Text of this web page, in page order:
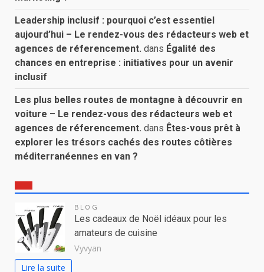
Leadership inclusif : pourquoi c’est essentiel
aujourd’hui – Le rendez-vous des rédacteurs web et
agences de réferencement. dans Égalité des
chances en entreprise : initiatives pour un avenir
inclusif
Les plus belles routes de montagne à découvrir en
voiture – Le rendez-vous des rédacteurs web et
agences de réferencement. dans Êtes-vous prêt à
explorer les trésors cachés des routes côtières
méditerranéennes en van ?
BLOG
Les cadeaux de Noël idéaux pour les
amateurs de cuisine
Vyvyan
Lire la suite